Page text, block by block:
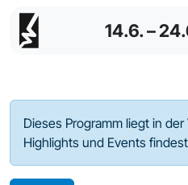
14.6. –
Programm -
Dieses Programm liegt in
Highlights und Events